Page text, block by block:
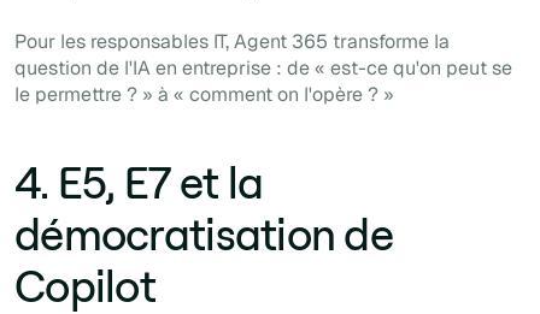
Pour les responsables IT, Agent 365 transforme la
question de l'IA en entreprise : de « est-ce qu'on peut se
le permettre ? » à « comment on l'opère ? »
4. E5, E7 et la
démocratisation de
Copilot